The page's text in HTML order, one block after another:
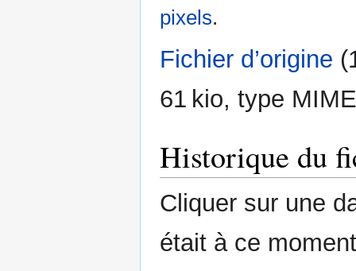
pixels.
Fichier d’origine
61 kio, type
Historique du
Cliquer sur une
était à ce